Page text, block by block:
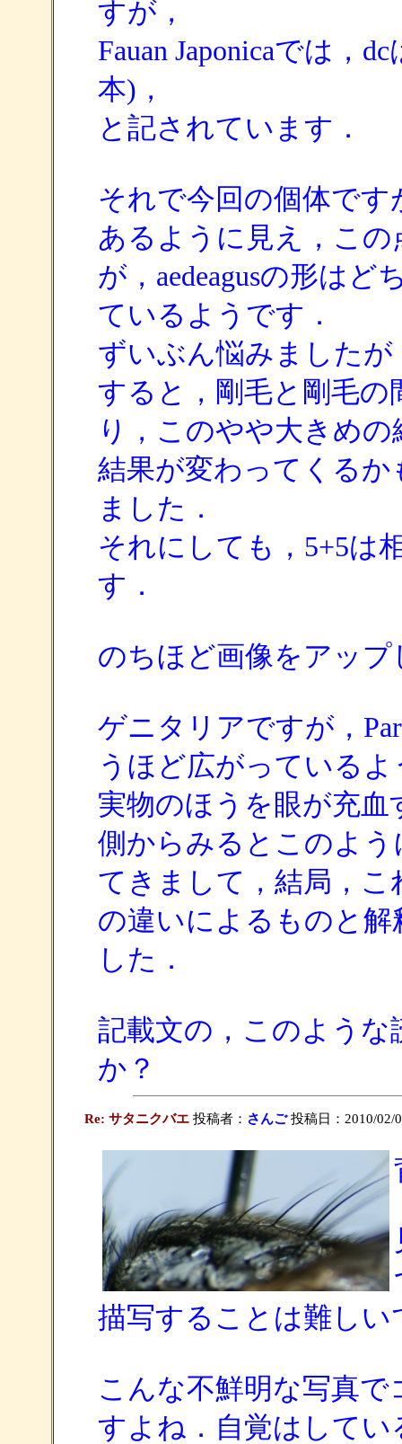
すが，
Fauan Japonicaでは，
本)，
と記されています．
それで今回の個体です
あるように見え，こ
が，aedeagusの形はど
ているようです．
ずいぶん悩みました
すると，剛毛と剛毛の
り，このやや大きめ
結果が変わってくる
ました．
それにしても，5+5は
す．
のちほど画像をアップ
ゲニタリアですが，
うほど広がっている
実物のほうを眼が充
側からみるとこのよ
てきまして，結局，
の違いによるものと
した．
記載文の，このよう
か？
Re: サタニクバエ投稿者： さんご 投稿日：2010/02/
描写することは難しい
こんな不鮮明な写真
すよね．自覚はしてい